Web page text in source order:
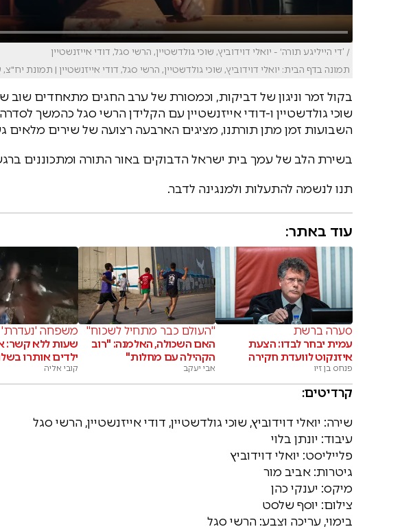
/ ’די הייליגע תורה׳ - יואלי דוידוביץ, שוכי גולדשטיין, הרשי סגל, דודי אייזנשטיין
תמונה בדף הבית: יואלי דוידוביץ, שוכי גולדשטיין, הרשי סגל, דודי אייזנשטיין | תמונת
בקול זמר וניגון של דביקות, וכמסורת של ערב החגים מתאחדים שוב
שוכי גולדשטיין ו-דודי אייזנשטיין עם הקלידן הרשי סגל כהמשך
השבועות זמן מתן תורתנו, מציגים הארבעה רצועה של שירים מלאים
בשירת הלב של עמך בית ישראל הדבוקים באור התורה ומתכוננים
תנו לנשמה להתעלות ולמנגינה לדבר.
עוד באתר:
סערה ברשת
עמית יבחר לבדו: הצעת
איזנקוט לוועדת חקירה
פנחס בן זיו
"העולם כבר מתחיל לשכוח"
האם השכולה, האלמנה: "רוב
הקהילה עם מחלות"
אבי יעקב
משפחה 'נעדרת'
שעות ללא קשר:
ילדים אותרו
קובי אליה
קרדיטים:
שירה: יואלי דוידוביץ, שוכי גולדשטיין, דודי אייזנשטיין, הרשי סגל
עיבוד: יונתן בלוי
פלייליסט: יואלי דוידוביץ
גיטרות: אביב מור
מיקס: יענקי כהן
צילום: יוסף שלסט
בימוי, עריכה וצבע: הרשי סגל